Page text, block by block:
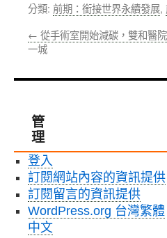
分類: 前期：銜接世界永續發展,
← 從手術室開始減碳，雙和醫
一城
管
理
登入
訂閱網站內容的資訊提供
訂閱留言的資訊提供
WordPress.org 台灣繁體
中文